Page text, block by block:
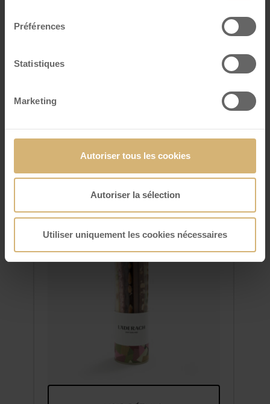
Préférences
Statistiques
Marketing
Autoriser tous les cookies
Autoriser la sélection
Utiliser uniquement les cookies nécessaires
VOIR DÉTAILS
FrischSchoggi Sticks
Préférées De Chocolat Frais, En
Longs Bâtonnets Présentés Dans Un